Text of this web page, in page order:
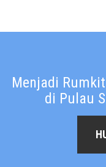
Menjadi
di Pulau